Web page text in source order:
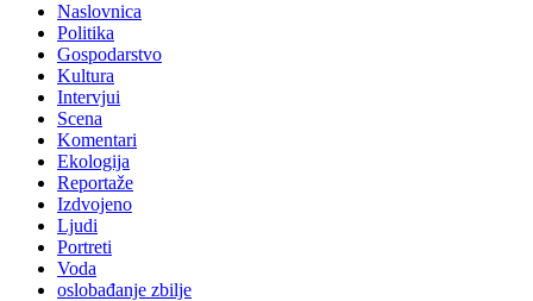
Naslovnica
Politika
Gospodarstvo
Kultura
Intervjui
Scena
Komentari
Ekologija
Reportaže
Izdvojeno
Ljudi
Portreti
Voda
oslobađanje zbilje